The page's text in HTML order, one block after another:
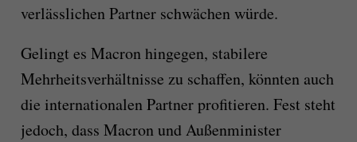
verlässlichen Partner schwächen würde.
Gelingt es Macron hingegen, stabilere
Mehrheitsverhältnisse zu schaffen, könnten auch
die internationalen Partner profitieren. Fest steht
jedoch, dass Macron und Außenminister